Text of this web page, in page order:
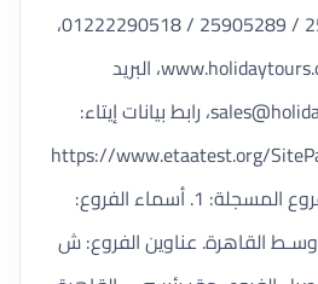
25910880 / 25929326 / 25905289 / 01222290518،
الموقع الإلكتروني: www.holidaytours.one، البريد
، رابط بيانات إيتاء:
https://www.etaatest.org/
aspx?licc=110. عدد الفروع المسجلة: 1. أسماء الفروع:
القاهرة. عناوين الفروع: ش